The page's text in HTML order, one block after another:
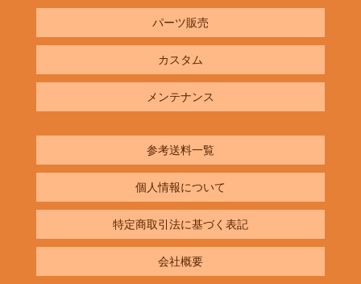
パーツ販売
カスタム
メンテナンス
参考送料一覧
個人情報について
特定商取引法に基づく表記
会社概要